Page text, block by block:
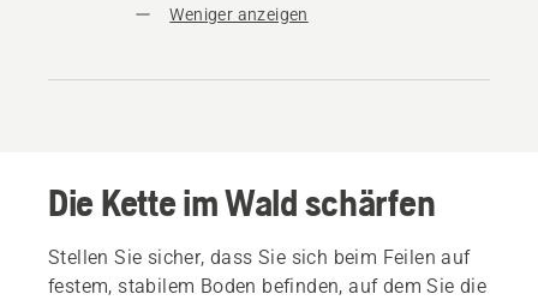
Weniger anzeigen
Die Kette im Wald schärfen
Stellen Sie sicher, dass Sie sich beim Feilen auf
festem, stabilem Boden befinden, auf dem Sie die